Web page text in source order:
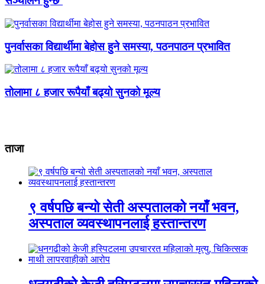
पुनर्वासका विद्यार्थीमा बेहोस हुने समस्या, पठनपाठन प्रभावित
तोलामा ८ हजार रूपैयाँ बढ्यो सुनको मूल्य
ताजा
९ वर्षपछि बन्यो सेती अस्पतालको नयाँ भवन,
अस्पताल व्यवस्थापनलाई हस्तान्तरण